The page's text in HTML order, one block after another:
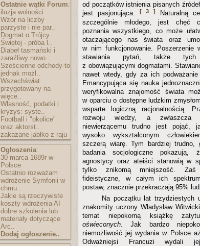
Ostatnie wątki Forum:
iluzja wolności
Wzór na liczby
parzyste i nie par..
Dogmat o Trójcy
Świętej - próba l..
Diabeł tasmański i
zaraźliwy nowo..
Sześcienne odchody-to
jednak możl..
Wszechświat
przygotowany na
więce..
Własność, podatki i
kryzys: syste..
Football i "okolice"
oraz aktorst..
zakazane jabłko z raju
Ogłoszenia:
30 marca 1689r w
Polsce
Ostatnio rozważam
wdrożenie Symfonii w
chmu..
Jakie są rzeczywiste
koszty wdrożenia AI
dobre szkolenia lub
materiały dotyczące
Arc..
Dodaj ogłoszenie..
od początków istnienia pisanych
jest pasjonująca.[ 3 ]
Naturalną
szczególnie młodego, jest chęć
poznania wszystkiego, co może
otaczającego nas świata oraz
w nim funkcjonowanie. Poszerzenie
stawiania pytań, także tych
z obowiązującymi dogmatami.
nawet wtedy, gdy za ich podważanie
Emancypująca się nauka
weryfikowalna znajomość świata
w oparciu o dostępne ludzkim
wsparte logiczną racjonalnością.
rozwoju wiedzy, a zwłaszcza
niewierzącemu trudno jest pojąć,
wysoko wykształconym
szczerą wiarę. Tym bardziej
badania socjologiczne
agnostycy oraz ateiści stanowią w
tylko znikomą mniejszość. Zaś
fideistyczne, w całym ich
postaw, znacznie przekraczają 95%
Na początku lat trzydziestych
znakomity uczony Władysław
temat niepokorną książkę
oświeconych. Jak bardzo
niemożliwość jej wydania w Polsce
Odważniejsi Francuzi wydali jej